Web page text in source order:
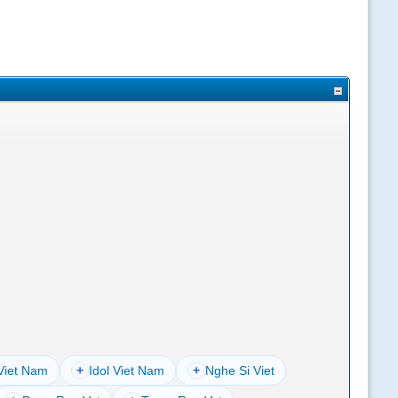
Nam + Idol Viet Nam + Nghe Si Viet